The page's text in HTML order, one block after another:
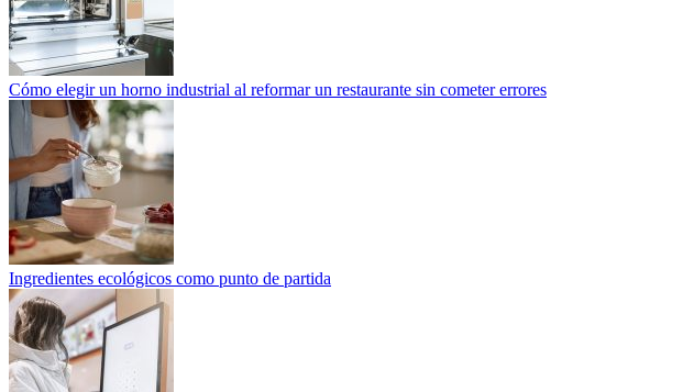
Cómo elegir un horno industrial al reformar un restaurante sin cometer errores
Ingredientes ecológicos como punto de partida